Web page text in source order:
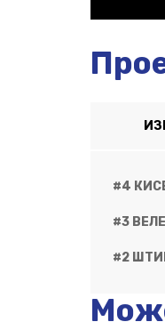
#4
#3
#2